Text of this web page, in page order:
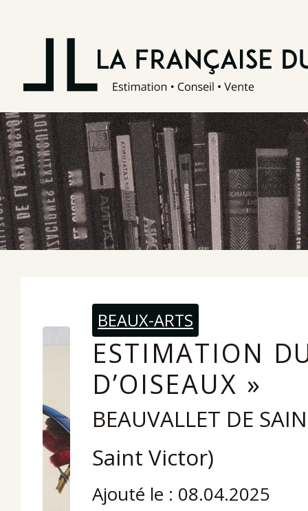
BEAUX-ARTS
ESTIMATION
D’OISEAUX »
BEAUVALLET DE
Saint Victor)
Ajouté le : 08.04.2025